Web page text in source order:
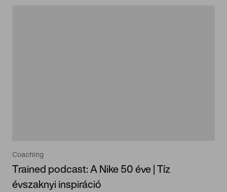
Coaching
Trained podcast: A Nike 50 éve | Tíz
évszaknyi inspiráció